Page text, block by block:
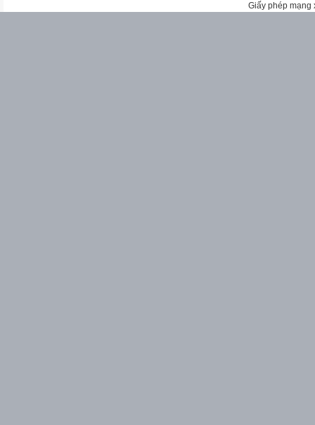
Giấy phép mạng